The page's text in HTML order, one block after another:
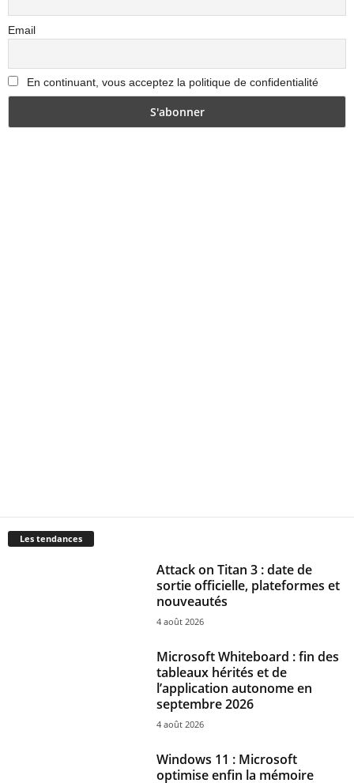
Email
En continuant, vous acceptez la politique de confidentialité
Les tendances
Attack on Titan 3 : date de
sortie officielle, plateformes et
nouveautés
4 août 2026
Microsoft Whiteboard : fin des
tableaux hérités et de
l’application autonome en
septembre 2026
4 août 2026
Windows 11 : Microsoft
optimise enfin la mémoire